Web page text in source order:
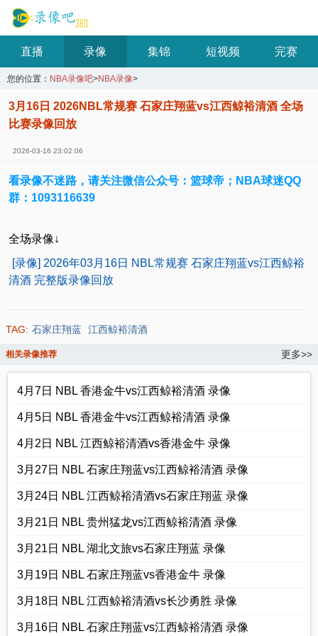
直播 录像 集锦 短视频 完赛
您的位置： NBA录像吧>NBA录像>
3月16日 2026NBL常规赛 石家庄翔蓝vs江西鲸裕清酒 全场
比赛录像回放
2026-03-16 23:02:06
看录像不迷路，请关注微信公众号：篮球帝；NBA球迷QQ
群：1093116639
全场录像↓
[录像] 2026年03月16日 NBL常规赛 石家庄翔蓝vs江西鲸裕
清酒 完整版录像回放
TAG: 石家庄翔蓝 江西鲸裕清酒
相关录像推荐 更多>>
4月7日 NBL 香港金牛vs江西鲸裕清酒 录像
4月5日 NBL 香港金牛vs江西鲸裕清酒 录像
4月2日 NBL 江西鲸裕清酒vs香港金牛 录像
3月27日 NBL 石家庄翔蓝vs江西鲸裕清酒 录像
3月24日 NBL 江西鲸裕清酒vs石家庄翔蓝 录像
3月21日 NBL 贵州猛龙vs江西鲸裕清酒 录像
3月21日 NBL 湖北文旅vs石家庄翔蓝 录像
3月19日 NBL 石家庄翔蓝vs香港金牛 录像
3月18日 NBL 江西鲸裕清酒vs长沙勇胜 录像
3月16日 NBL 石家庄翔蓝vs江西鲸裕清酒 录像